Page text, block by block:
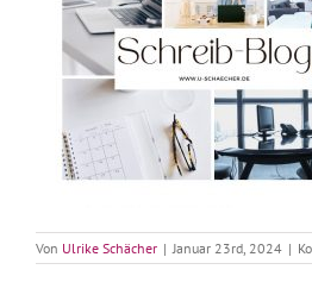
Von Ulrike Schächer | Januar 23rd, 2024 |